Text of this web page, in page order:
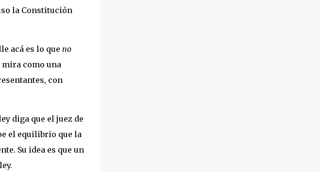
la Constitución
acá es lo que no
mira como una
con
diga que el juez de
el equilibrio que la
Su idea es que un